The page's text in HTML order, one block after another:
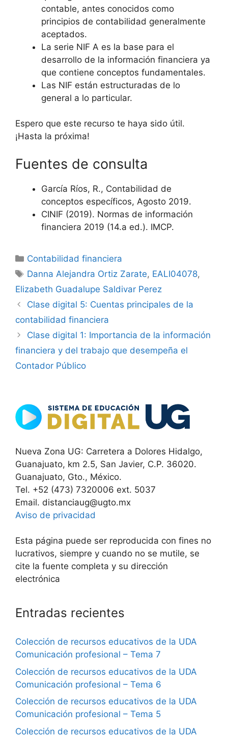
contable, antes conocidos como
principios de contabilidad generalmente
aceptados.
La serie NIF A es la base para el
desarrollo de la información financiera ya
que contiene conceptos fundamentales.
Las NIF están estructuradas de lo
general a lo particular.
Espero que este recurso te haya sido útil.
¡Hasta la próxima!
Fuentes de consulta
García Ríos, R., Contabilidad de
conceptos específicos, Agosto 2019.
CINIF (2019). Normas de información
financiera 2019 (14.a ed.). IMCP.
Categorías
Contabilidad financiera
Etiquetas
Danna Alejandra Ortiz Zarate, EALI04078,
Elizabeth Guadalupe Saldivar Perez
Clase digital 5: Cuentas principales de la
contabilidad financiera
Clase digital 1: Importancia de la información
financiera y del trabajo que desempeña el
Contador Público
Nueva Zona UG: Carretera a Dolores Hidalgo,
Guanajuato, km 2.5, San Javier, C.P. 36020.
Guanajuato, Gto., México.
Tel. +52 (473) 7320006 ext. 5037
Email. distanciaug@ugto.mx
Aviso de privacidad
Esta página puede ser reproducida con fines no
lucrativos, siempre y cuando no se mutile, se
cite la fuente completa y su dirección
electrónica
Entradas recientes
Colección de recursos educativos de la UDA
Comunicación profesional – Tema 7
Colección de recursos educativos de la UDA
Comunicación profesional – Tema 6
Colección de recursos educativos de la UDA
Comunicación profesional – Tema 5
Colección de recursos educativos de la UDA